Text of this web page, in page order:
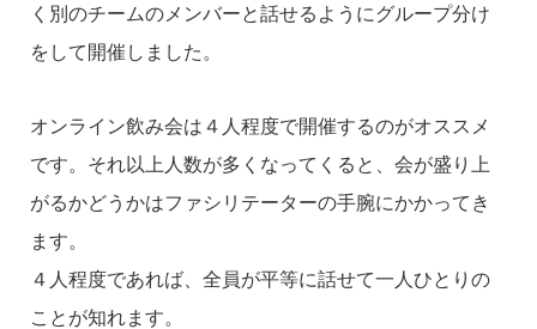
く別のチームのメンバーと話せるようにグループ分け
をして開催しました。
オンライン飲み会は４人程度で開催するのがオススメ
です。 それ以上人数が多くなってくると、会が盛り上
がるかどうかはファシリテーターの手腕にかかってき
ます。
４人程度であれば、全員が平等に話せて一人ひとりの
ことが知れます。